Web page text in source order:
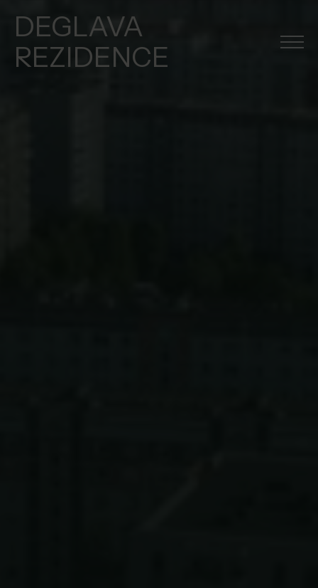
DEGLAVA
REZIDENCE